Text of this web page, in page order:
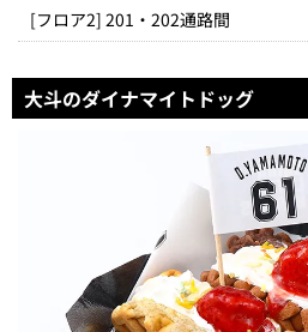
[フロア2] 201・202通路間
大斗のダイナマイトドッグ